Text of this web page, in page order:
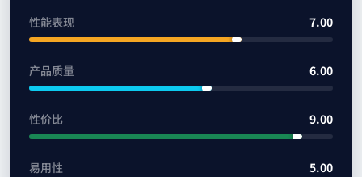
性能表现 7.00
产品质量 6.00
性价比 9.00
易用性 5.00